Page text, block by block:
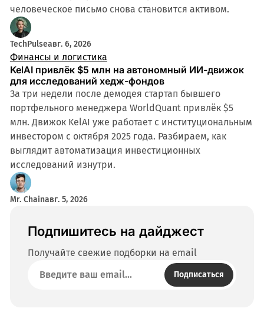
человеческое письмо снова становится активом.
TechPulseавг. 6, 2026
Финансы и логистика
KelAI привлёк $5 млн на автономный ИИ-движок
для исследований хедж-фондов
За три недели после демодея стартап бывшего
портфельного менеджера WorldQuant привлёк $5
млн. Движок KelAI уже работает с институциональным
инвестором с октября 2025 года. Разбираем, как
выглядит автоматизация инвестиционных
исследований изнутри.
Mr. Chainавг. 5, 2026
Подпишитесь на дайджест
Получайте свежие подборки на email
Подписаться